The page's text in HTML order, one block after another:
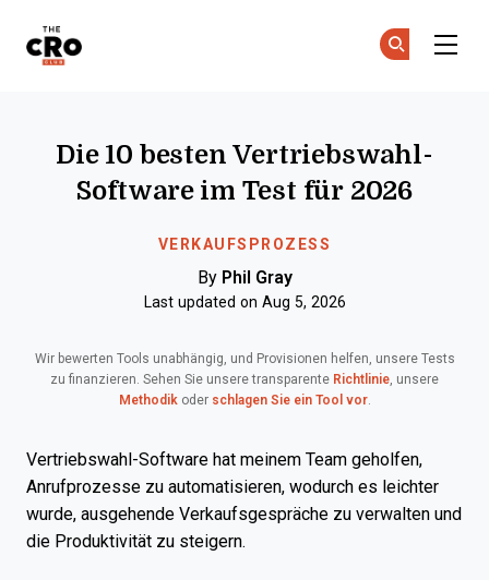
VERKAUFSPROZESS
Die 10 besten Vertriebswahl-
Software im Test für 2026
By Phil Gray
Last updated on Aug 5, 2026
Wir bewerten Tools unabhängig, und Provisionen helfen, unsere Tests
zu finanzieren. Sehen Sie unsere transparente Richtlinie, unsere
Methodikoder schlagen Sie ein Tool vor.
Vertriebswahl-Software hat meinem Team geholfen,
Anrufprozesse zu automatisieren, wodurch es leichter
wurde, ausgehende Verkaufsgespräche zu verwalten und
die Produktivität zu steigern.